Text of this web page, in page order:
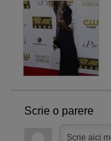
Scrie o parere